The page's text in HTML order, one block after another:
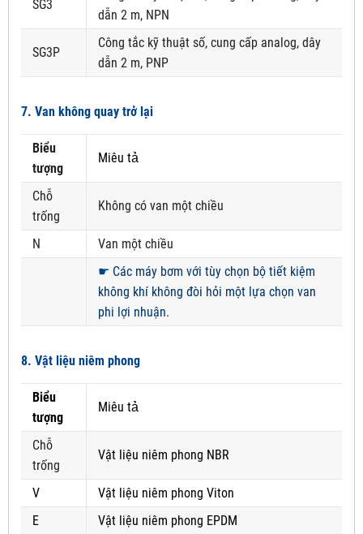
SG3
dẫn 2 m, NPN
SG3P
Công tắc kỹ thuật số, cung cấp analog, dây
dẫn 2 m, PNP
7. Van không quay trở lại
Biểu
tượng
Miêu tả
Chỗ
trống
Không có van một chiều
N
Van một chiều
☛ Các máy bơm với tùy chọn bộ tiết kiệm
không khí không đòi hỏi một lựa chọn van
phi lợi nhuận.
8. Vật liệu niêm phong
Biểu
tượng
Miêu tả
Chỗ
trống
Vật liệu niêm phong NBR
V
Vật liệu niêm phong Viton
E
Vật liệu niêm phong EPDM